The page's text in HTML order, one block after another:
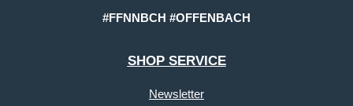
#FFNNBCH #OFFENBACH
SHOP SERVICE
Newsletter